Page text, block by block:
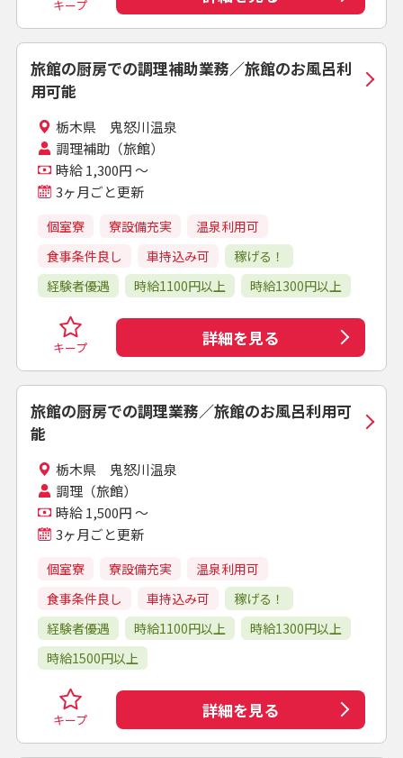
キープ
旅館の厨房での調理補助業務／旅館のお風呂利
用可能
栃木県 鬼怒川温泉
調理補助（旅館）
時給 1,300円 ～
3ヶ月ごと更新
個室寮 寮設備充実
温泉利用可
食事条件良し
車持込み可
稼げる！
経験者優遇
時給1100円以上 時給1300円以上
キープ 詳細を見る
旅館の厨房での調理業務／旅館のお風呂利用可
能
栃木県 鬼怒川温泉
調理（旅館）
時給 1,500円 ～
3ヶ月ごと更新
個室寮 寮設備充実
温泉利用可
食事条件良し
車持込み可
稼げる！
経験者優遇
時給1100円以上
時給1300円以上
時給1500円以上
キープ 詳細を見る